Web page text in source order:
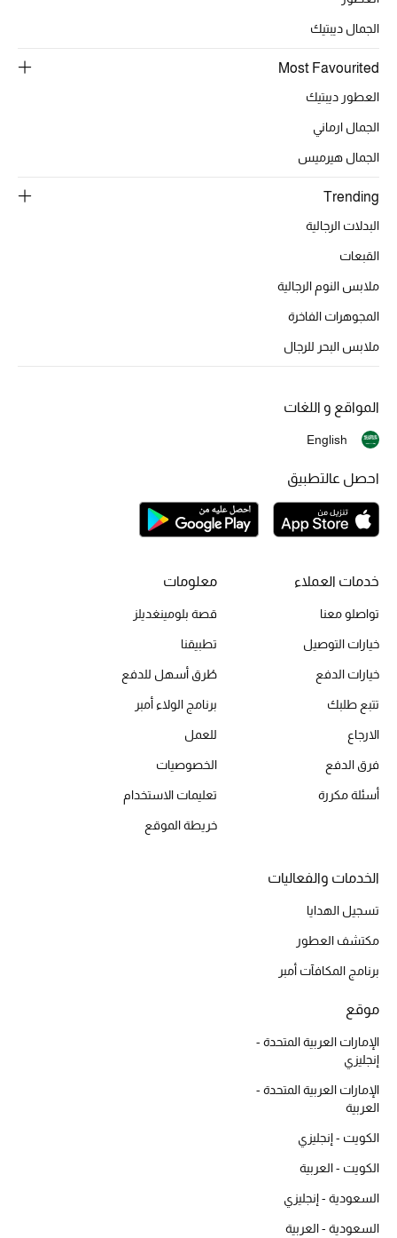
أبرز الحقائب
تسوقوا الحقائب
أمنيات تتلألأ مع النجوم
تشكيلة الأحذية
الأحذية الرجالية
أحذية للأطفال
أبرز المصممين
تسوقوا الأحذية
الجديد في عالم الجمال
الأكثر مبيعاً
العطور
مكتشف العطور
مستحضرات الاستحمام والعناية بالجسم
العناية بالشعر
هدايا
دليل مستلزمات الجمال
ماركات جديدة للجمال
الجمال ديبتيك
Most Favourited
العطور ديبتيك
الجمال ارماني
الجمال هيرميس
Trending
البدلات الرجالية
القبعات
ملابس النوم الرجالية
المجوهرات الفاخرة
ملابس البحر للرجال
خدمات العملاء
تواصلو معنا
خيارات التوصيل
خيارات الدفع
تتبع طلبك
الارجاع
فرق الدفع
أسئلة مكررة
معلومات
قصة بلومينغديلز
تطبيقنا
طُرق أسهل للدفع
برنامج الولاء أمبر
للعمل
الخصوصيات
تعليمات الاستخدام
خريطة الموقع
الخدمات والفعاليات
تسجيل الهدايا
مكتشف العطور
برنامج المكافآت أمبر
موقع
الإمارات العربية المتحدة -
إنجليزي
الإمارات العربية المتحدة -
العربية
الكويت - إنجليزي
الكويت - العربية
السعودية - إنجليزي
السعودية - العربية
المواقع و اللغات
English
احصل عالتطبيق